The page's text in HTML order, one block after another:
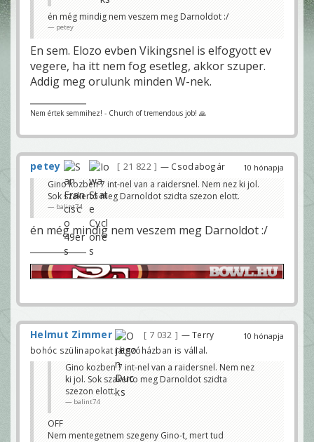
én még mindig nem veszem meg Darnoldot :/
petey
En sem. Elozo evben Vikingsnel is elfogyott ev
vegere, ha itt nem fog esetleg, akkor szuper.
Addig meg orulunk minden W-nek.
Nem értek semmihez! - Church of tremendous job! 🙏
10 hónapja
petey 21 822 — Csodabogár
Gino kozben 7 int-nel van a raidersnel. Nem nez ki jol.
Sok szakerto meg Darnoldot szidta szezon elott.
balint74
én még mindig nem veszem meg Darnoldot :/
10 hónapja
Helmut Zimmer 7 032
— Terry
bohóc szülinapokat játszóházban is vállal.
Gino kozben 7 int-nel van a raidersnel. Nem nez
ki jol. Sok szakerto meg Darnoldot szidta
szezon elott.
balint74
OFF
Nem mentegetnem szegeny Gino-t, mert tud